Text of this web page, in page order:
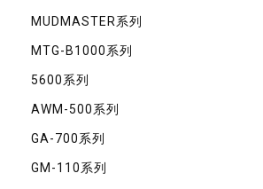
MUDMASTER系列
MTG-B1000系列
5600系列
AWM-500系列
GA-700系列
GM-110系列